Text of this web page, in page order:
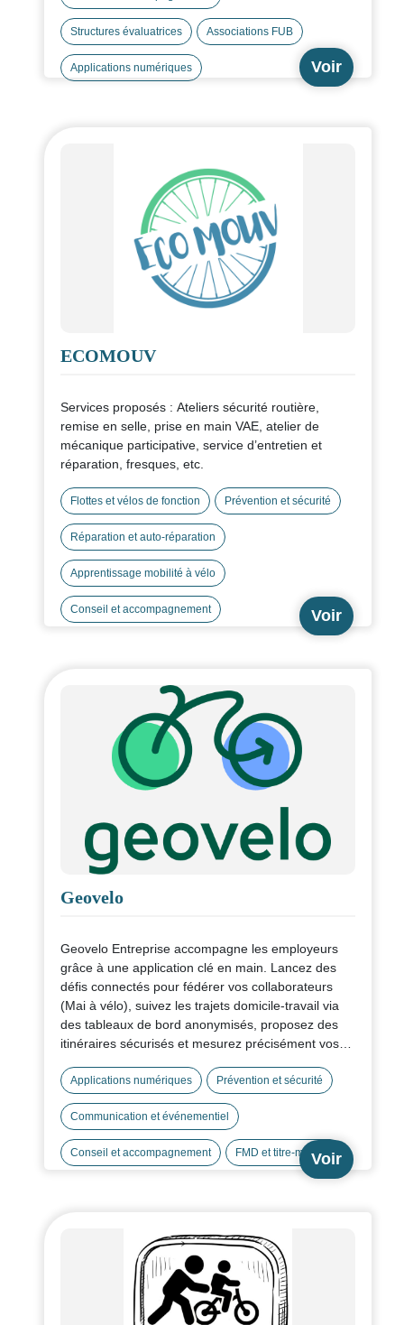
Structures évaluatrices Associations FUB
Applications numériques Voir
ECOMOUV
Services proposés : Ateliers sécurité routière,
remise en selle, prise en main VAE, atelier de
mécanique participative, service d’entretien et
réparation, fresques, etc.
Flottes et vélos de fonction Prévention et sécurité
Réparation et auto-réparation
Apprentissage mobilité à vélo
Conseil et accompagnement Voir
Geovelo
Geovelo Entreprise accompagne les employeurs
grâce à une application clé en main. Lancez des
défis connectés pour fédérer vos collaborateurs
(Mai à vélo), suivez les trajets domicile-travail via
des tableaux de bord anonymisés, proposez des
itinéraires sécurisés et mesurez précisément vos
suivre la pratique vélo sur vos sites et le Forfait
Mobilités Durables côté RH.
Applications numériques Prévention et sécurité
Communication et événementiel
Conseil et accompagnement FMD et titre-mobilité
Voir